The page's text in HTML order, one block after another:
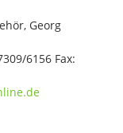
Georg
6156 Fax: